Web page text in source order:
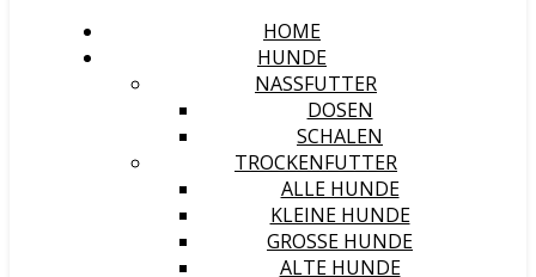
HOME
HUNDE
NASSFUTTER
DOSEN
SCHALEN
TROCKENFUTTER
ALLE HUNDE
KLEINE HUNDE
GROSSE HUNDE
ALTE HUNDE